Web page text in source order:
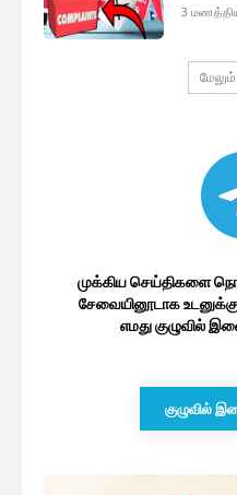
3
முக்கிய செய்திகளை
சேவையினூடாக
எமது குழுவில்
குழுவில்